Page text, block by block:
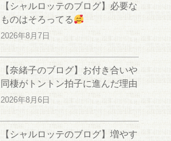
【シャルロッテのブログ】必要な
ものはそろってる
2026年8月7日
【奈緒子のブログ】お付き合いや
同棲がトントン拍子に進んだ理由
2026年8月6日
【シャルロッテのブログ】増やす